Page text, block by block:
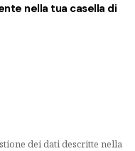
nella tua casella di
dei dati descritte nella